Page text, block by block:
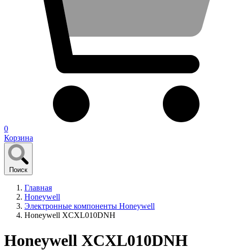
0
Корзина
Поиск
Главная
Honeywell
Электронные компоненты Honeywell
Honeywell XCXL010DNH
Honeywell XCXL010DNH